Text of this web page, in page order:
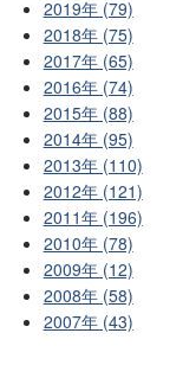
2019年 (79)
2018年 (75)
2017年 (65)
2016年 (74)
2015年 (88)
2014年 (95)
2013年 (110)
2012年 (121)
2011年 (196)
2010年 (78)
2009年 (12)
2008年 (58)
2007年 (43)